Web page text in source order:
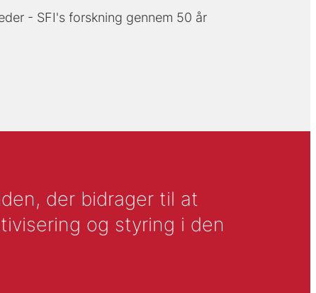
- SFI's forskning gennem 50 år
der bidrager til at
og styring i den